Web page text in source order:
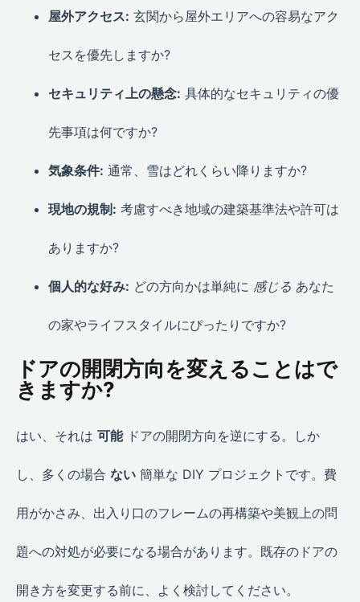
屋外アクセス: 玄関から屋外エリアへの容易なアク
セスを優先しますか?
セキュリティ上の懸念: 具体的なセキュリティの優
先事項は何ですか?
気象条件: 通常、雪はどれくらい降りますか?
現地の規制: 考慮すべき地域の建築基準法や許可は
ありますか?
個人的な好み: どの方向かは単純に 感じる あなた
の家やライフスタイルにぴったりですか?
ドアの開閉方向を変えることはで
きますか?
はい、それは 可能ドアの開閉方向を逆にする。しか
し、多くの場合 ない 簡単な DIY プロジェクトです。費
用がかさみ、出入り口のフレームの再構築や美観上の問
題への対処が必要になる場合があります。既存のドアの
開き方を変更する前に、よく検討してください。